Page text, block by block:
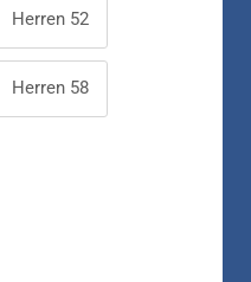
Herren 52
Herren 58